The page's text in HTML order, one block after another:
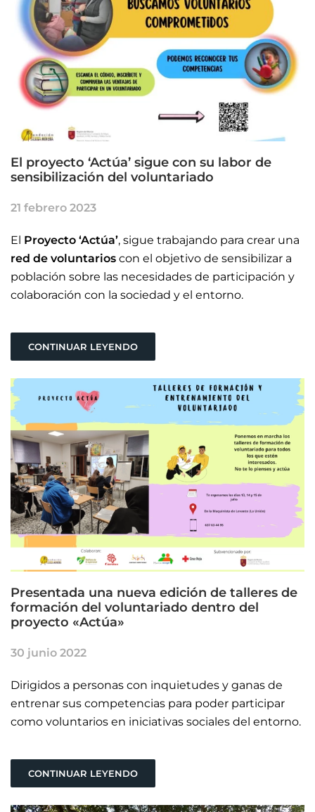
El proyecto ‘Actúa’ sigue con su labor de
sensibilización del voluntariado
21 febrero 2023
El Proyecto ‘Actúa’, sigue trabajando para crear una
red de voluntarios con el objetivo de sensibilizar a
población sobre las necesidades de participación y
colaboración con la sociedad y el entorno.
CONTINUAR LEYENDO
Presentada una nueva edición de talleres de
formación del voluntariado dentro del
proyecto «Actúa»
30 junio 2022
Dirigidos a personas con inquietudes y ganas de
entrenar sus competencias para poder participar
como voluntarios en iniciativas sociales del entorno.
CONTINUAR LEYENDO